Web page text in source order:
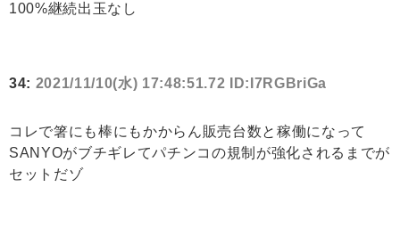
100%継続出玉なし
34: 2021/11/10(水) 17:48:51.72 ID:I7RGBriGa
コレで箸にも棒にもかからん販売台数と稼働になって
SANYOがブチギレてパチンコの規制が強化されるまでが
セットだゾ